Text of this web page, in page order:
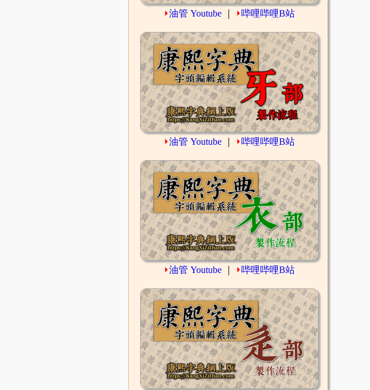
⏵油管 Youtube ⏵哔哩哔哩B站
⏵油管 Youtube ⏵哔哩哔哩B站
⏵油管 Youtube ⏵哔哩哔哩B站